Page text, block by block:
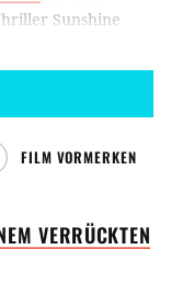
Sunshine
Murphy und
zu
FILM VORMERKEN
VERRÜCKTEN